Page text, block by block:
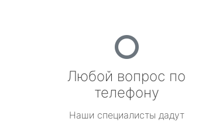
Любой вопрос по
телефону
Наши специалисты дадут